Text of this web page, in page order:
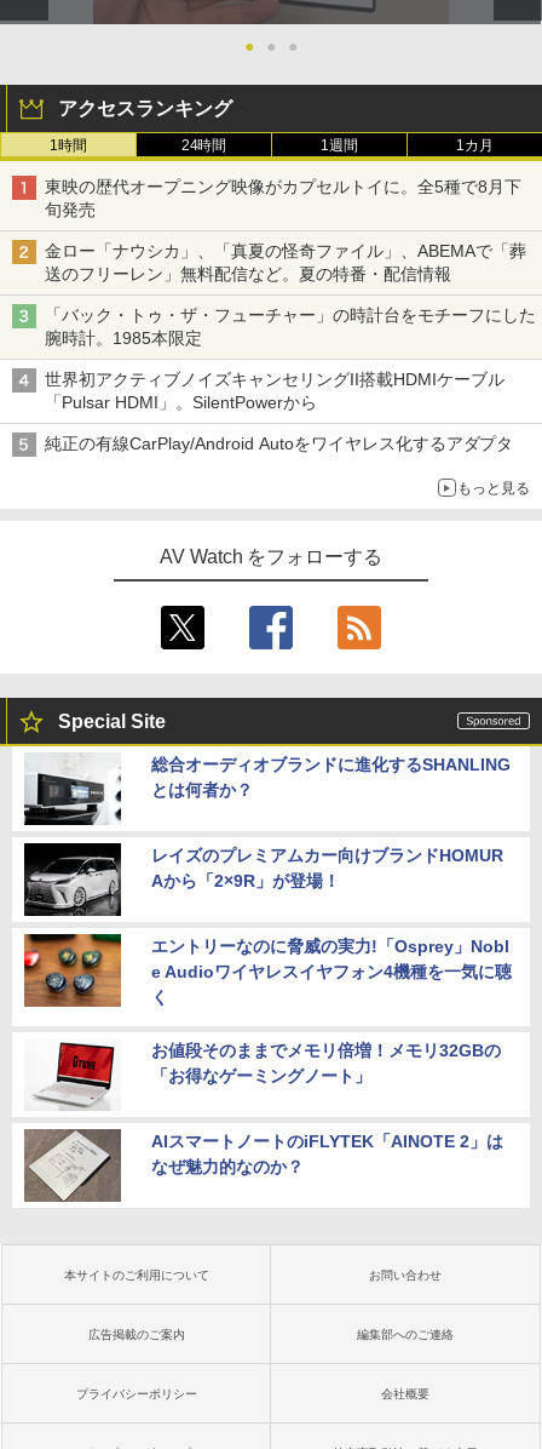
● ● ●
アクセスランキング
1時間 24時間 1週間 1カ月
東映の歴代オープニング映像がカプセルトイに。全5種で8月下
旬発売
金ロー「ナウシカ」、「真夏の怪奇ファイル」、ABEMAで「葬
送のフリーレン」無料配信など。夏の特番・配信情報
「バック・トゥ・ザ・フューチャー」の時計台をモチーフにした
腕時計。1985本限定
世界初アクティブノイズキャンセリングII搭載HDMIケーブル
「Pulsar HDMI」。SilentPowerから
純正の有線CarPlay/Android Autoをワイヤレス化するアダプタ
もっと見る
AV Watch をフォローする
Special Site
総合オーディオブランドに進化するSHANLING
とは何者か？
レイズのプレミアムカー向けブランドHOMUR
Aから「2×9R」が登場！
エントリーなのに脅威の実力!「Osprey」Nobl
e Audioワイヤレスイヤフォン4機種を一気に聴
く
お値段そのままでメモリ倍増！メモリ32GBの
「お得なゲーミングノート」
AIスマートノートのiFLYTEK「AINOTE 2」は
なぜ魅力的なのか？
本サイトのご利用について お問い合わせ
広告掲載のご案内 編集部へのご連絡
プライバシーポリシー 会社概要